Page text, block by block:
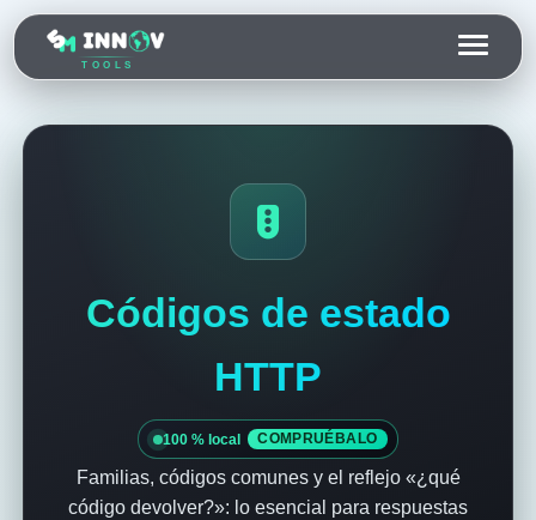
TOOLS
Códigos de estado
HTTP
100 % local COMPRUÉBALO
Familias, códigos comunes y el reflejo «¿qué
código devolver?»: lo esencial para respuestas